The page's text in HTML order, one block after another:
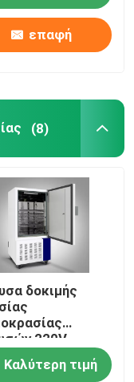
επαφή
(8)
δοκιμής
220V
cOem
Καλύτερη τιμή